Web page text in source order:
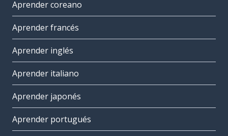
Aprender coreano
Aprender francés
Aprender inglés
Aprender italiano
Aprender japonés
Aprender portugués